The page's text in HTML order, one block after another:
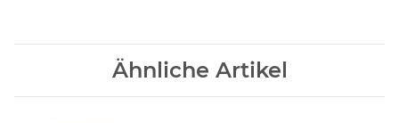
Ähnliche Artikel